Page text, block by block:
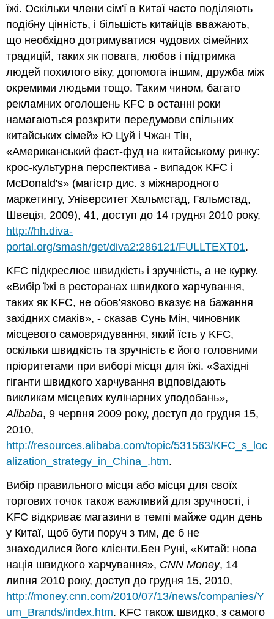
їжі. Оскільки члени сім'ї в Китаї часто поділяють
подібну цінність, і більшість китайців вважають,
що необхідно дотримуватися чудових сімейних
традицій, таких як повага, любов і підтримка
людей похилого віку, допомога іншим, дружба між
окремими людьми тощо. Таким чином, багато
рекламних оголошень KFC в останні роки
намагаються розкрити передумови спільних
китайських сімей» Ю Цуй і Чжан Тін,
«Американський фаст-фуд на китайському ринку:
крос-культурна перспектива - випадок KFC і
McDonald's» (магістр дис. з міжнародного
маркетингу, Університет Хальмстад, Гальмстад,
Швеція, 2009), 41, доступ до 14 грудня 2010 року,
http://hh.diva-
portal.org/smash/get/diva2:286121/FULLTEXT01.
KFC підкреслює швидкість і зручність, а не курку.
«Вибір їжі в ресторанах швидкого харчування,
таких як KFC, не обов'язково вказує на бажання
західних смаків», - сказав Сунь Мін, чиновник
місцевого самоврядування, який їсть у KFC,
оскільки швидкість та зручність є його головними
пріоритетами при виборі місця для їжі. «Західні
гіганти швидкого харчування відповідають
викликам місцевих кулінарних уподобань»,
Alibaba, 9 червня 2009 року, доступ до грудня 15,
2010,
http://resources.alibaba.com/topic/531563/KFC_s_loc
alization_strategy_in_China_.htm.
Вибір правильного місця або місця для своїх
торгових точок також важливий для зручності, і
KFC відкриває магазини в темпі майже один день
у Китаї, щоб бути поруч з тим, де б не
знаходилися його клієнти.Бен Руні, «Китай: нова
нація швидкого харчування», CNN Money, 14
липня 2010 року, доступ до грудня 15, 2010,
http://money.cnn.com/2010/07/13/news/companies/Y
um_Brands/index.htm. KFC також швидко, з самого